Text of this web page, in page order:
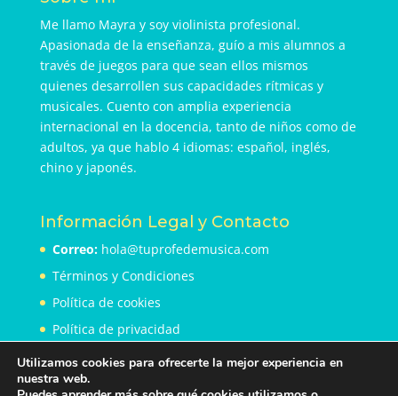
Me llamo Mayra y soy violinista profesional.
Apasionada de la enseñanza, guío a mis alumnos a
través de juegos para que sean ellos mismos
quienes desarrollen sus capacidades rítmicas y
musicales. Cuento con amplia experiencia
internacional en la docencia, tanto de niños como de
adultos, ya que hablo 4 idiomas: español, inglés,
chino y japonés.
Información Legal y Contacto
Correo:hola@tuprofedemusica.com
Términos y Condiciones
Política de cookies
Política de privacidad
Utilizamos cookies para ofrecerte la mejor experiencia en
nuestra web.